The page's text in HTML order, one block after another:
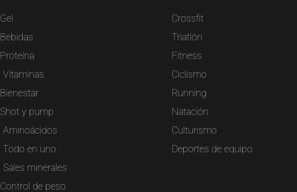
Gel
Bebidas
Proteína
Vitaminas
Bienestar
Shot y pump
Aminoácidos
Todo en uno
Sales minerales
Control de peso
Crossfit
Triatlón
Fitness
Ciclismo
Running
Natación
Culturismo
Deportes de equipo